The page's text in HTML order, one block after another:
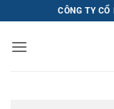
qua
nội
CÔNG TY